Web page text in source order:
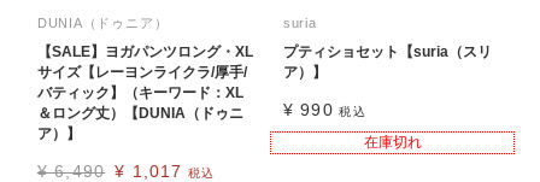
DUNIA（ドゥニア）
【SALE】ヨガパンツロング・XL
サイズ【レーヨンライクラ/厚手/
バティック】（キーワード：XL
＆ロング丈）【DUNIA（ドゥニ
ア）】
¥ 6,490 ¥ 1,017 税込
suria
プティショセット【suria（スリ
ア）】
¥ 990 税込
在庫切れ